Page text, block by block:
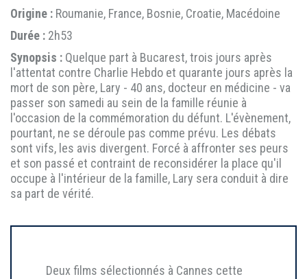
Origine : Roumanie, France, Bosnie, Croatie, Macédoine
Durée : 2h53
Synopsis : Quelque part à Bucarest, trois jours après
l'attentat contre Charlie Hebdo et quarante jours après la
mort de son père, Lary - 40 ans, docteur en médicine - va
passer son samedi au sein de la famille réunie à
l'occasion de la commémoration du défunt. L'évènement,
pourtant, ne se déroule pas comme prévu. Les débats
sont vifs, les avis divergent. Forcé à affronter ses peurs
et son passé et contraint de reconsidérer la place qu'il
occupe à l'intérieur de la famille, Lary sera conduit à dire
sa part de vérité.
Deux films sélectionnés à Cannes cette